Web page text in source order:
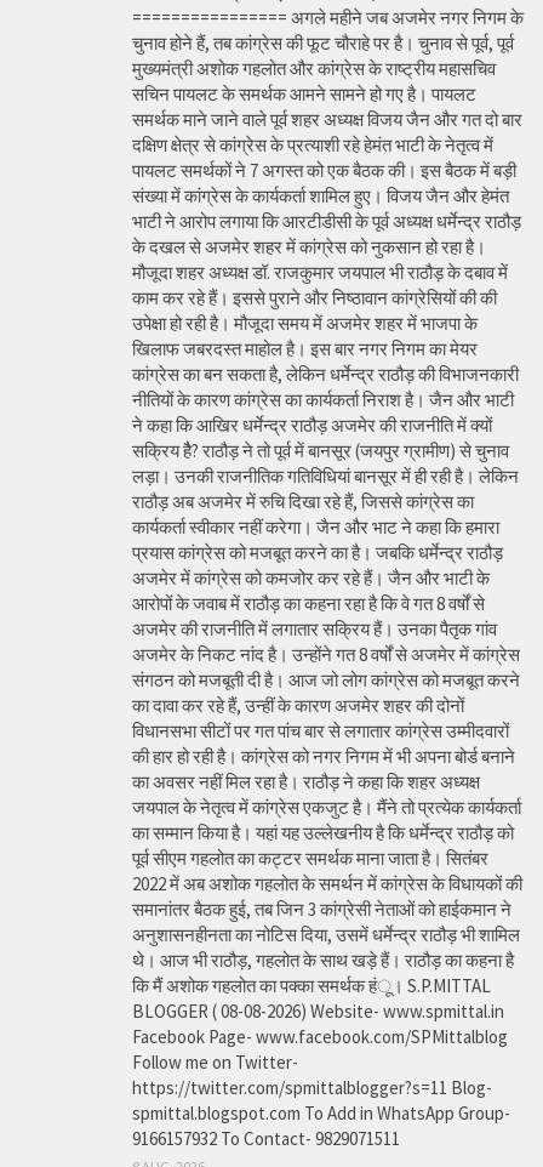
================ अगले महीने जब अजमेर नगर निगम के
चुनाव होने हैं, तब कांग्रेस की फूट चौराहे पर है। चुनाव से पूर्व, पूर्व
मुख्यमंत्री अशोक गहलोत और कांग्रेस के राष्ट्रीय महासचिव
सचिन पायलट के समर्थक आमने सामने हो गए है। पायलट
समर्थक माने जाने वाले पूर्व शहर अध्यक्ष विजय जैन और गत दो बार
दक्षिण क्षेत्र से कांग्रेस के प्रत्याशी रहे हेमंत भाटी के नेतृत्व में
पायलट समर्थकों ने 7 अगस्त को एक बैठक की। इस बैठक में बड़ी
संख्या में कांग्रेस के कार्यकर्ता शामिल हुए। विजय जैन और हेमंत
भाटी ने आरोप लगाया कि आरटीडीसी के पूर्व अध्यक्ष धर्मेन्द्र राठौड़
के दखल से अजमेर शहर में कांग्रेस को नुकसान हो रहा है।
मौजूदा शहर अध्यक्ष डॉ. राजकुमार जयपाल भी राठौड़ के दबाव में
काम कर रहे हैं। इससे पुराने और निष्ठावान कांग्रेसियों की की
उपेक्षा हो रही है। मौजूदा समय में अजमेर शहर में भाजपा के
खिलाफ जबरदस्त माहोल है। इस बार नगर निगम का मेयर
कांग्रेस का बन सकता है, लेकिन धर्मेन्द्र राठौड़ की विभाजनकारी
नीतियों के कारण कांग्रेस का कार्यकर्ता निराश है। जैन और भाटी
ने कहा कि आखिर धर्मेन्द्र राठौड़ अजमेर की राजनीति में क्यों
सक्रिय हैै? राठौड़ ने तो पूर्व में बानसूर (जयपुर ग्रामीण) से चुनाव
लड़ा। उनकी राजनीतिक गतिविधियां बानसूर में ही रही है। लेकिन
राठौड़ अब अजमेर में रुचि दिखा रहे हैं, जिससे कांग्रेस का
कार्यकर्ता स्वीकार नहीं करेगा। जैन और भाट ने कहा कि हमारा
प्रयास कांग्रेस को मजबूत करने का है। जबकि धर्मेन्द्र राठौड़
अजमेर में कांग्रेस को कमजोर कर रहे हैं। जैन और भाटी के
आरोपों के जवाब में राठौड़ का कहना रहा है कि वे गत 8 वर्षों से
अजमेर की राजनीति में लगातार सक्रिय हैं। उनका पैतृक गांव
अजमेर के निकट नांद है। उन्होंने गत 8 वर्षों से अजमेर में कांग्रेस
संगठन को मजबूती दी है। आज जो लोग कांग्रेस को मजबूत करने
का दावा कर रहे हैं, उन्हीं के कारण अजमेर शहर की दोनों
विधानसभा सीटों पर गत पांच बार से लगातार कांग्रेस उम्मीदवारों
की हार हो रही है। कांग्रेस को नगर निगम में भी अपना बोर्ड बनाने
का अवसर नहीं मिल रहा है। राठौड़ ने कहा कि शहर अध्यक्ष
जयपाल के नेतृत्व में कांग्रेस एकजुट है। मैंने तो प्रत्येक कार्यकर्ता
का सम्मान किया है। यहां यह उल्लेखनीय है कि धर्मेन्द्र राठौड़ को
पूर्व सीएम गहलोत का कट्टर समर्थक माना जाता है। सितंबर
2022 में अब अशोक गहलोत के समर्थन में कांग्रेस के विधायकों की
समानांतर बैठक हुई, तब जिन 3 कांग्रेसी नेताओं को हाईकमान ने
अनुशासनहीनता का नोटिस दिया, उसमें धर्मेन्द्र राठौड़ भी शामिल
थे। आज भी राठौड़, गहलोत के साथ खड़े हैं। राठौड़ का कहना है
कि मैं अशोक गहलोत का पक्का समर्थक हंू। S.P.MITTAL
BLOGGER ( 08-08-2026) Website- www.spmittal.in
Facebook Page- www.facebook.com/SPMittalblog
Follow me on Twitter-
https://twitter.com/spmittalblogger?s=11 Blog-
spmittal.blogspot.com To Add in WhatsApp Group-
9166157932 To Contact- 9829071511